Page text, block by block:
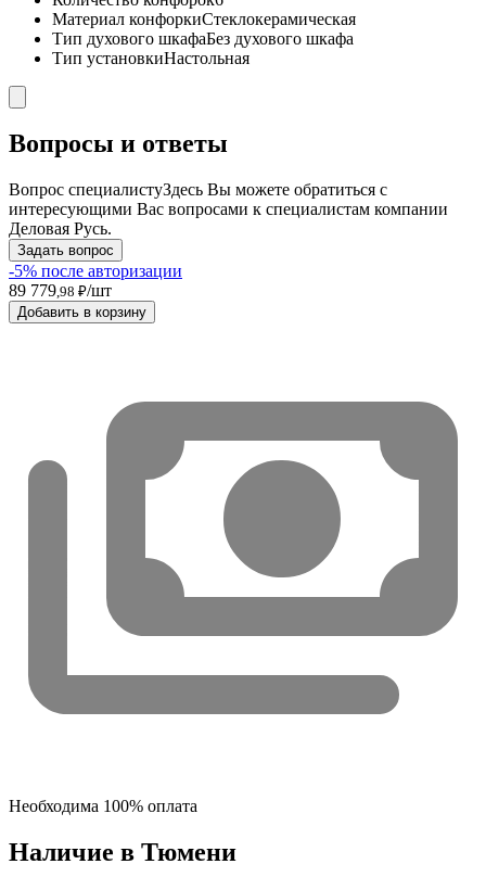
Материал конфоркиСтеклокерамическая
Тип духового шкафаБез духового шкафа
Тип установкиНастольная
Вопросы и ответы
Вопрос специалистуЗдесь Вы можете обратиться с
интересующими Вас вопросами к специалистам компании
Деловая Русь.
Задать вопрос
-5% после авторизации
89 779,98 ₽/шт
Добавить в корзину
Необходима 100% оплата
Наличие в Тюмени